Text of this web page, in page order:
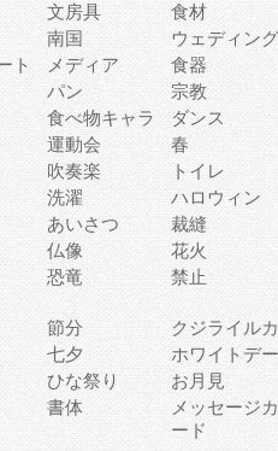
文房具 食材
南国 ウェディング
ト メディア 食器
パン 宗教
食べ物キャラ ダンス
運動会 春
吹奏楽 トイレ
洗濯 ハロウィン
あいさつ 裁縫
仏像 花火
恐竜 禁止
節分 クジライルカ
七夕 ホワイトデー
ひな祭り お月見
書体
メッセージカ
ード